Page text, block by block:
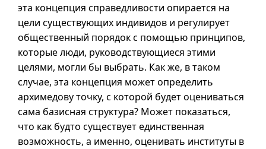
эта концепция справедливости опирается на
цели существующих индивидов и регулирует
общественный порядок с помощью принципов,
которые люди, руководствующиеся этими
целями, могли бы выбрать. Как же, в таком
случае, эта концепция может определить
архимедову точку, с которой будет оцениваться
сама базисная структура? Может показаться,
что как будто существует единственная
возможность, а именно, оценивать институты в